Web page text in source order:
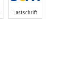
Lastschrift